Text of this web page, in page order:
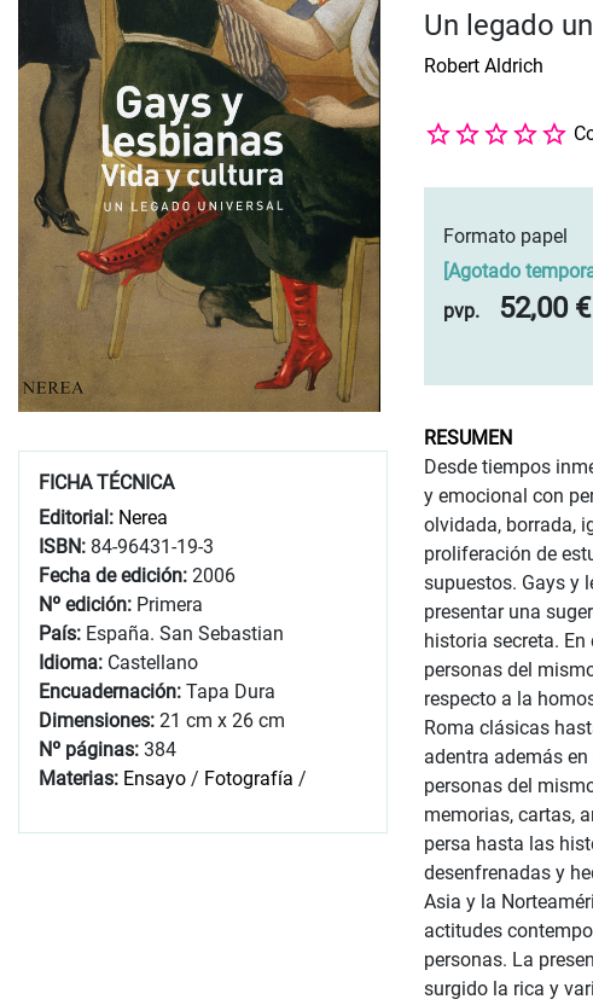
FICHA TÉCNICA
Editorial: Nerea
ISBN: 84-96431-19-3
Fecha de edición: 2006
Nº edición: Primera
País: España. San Sebastian
Idioma: Castellano
Encuadernación: Tapa Dura
Dimensiones: 21 cm x 26 cm
Nº páginas: 384
Materias: Ensayo / Fotografía /
Un legado
Robert Aldrich
Formato papel
[Agotado
pvp.
52,00 €
RESUMEN
Desde tiempos
y emocional con
olvidada, borrada,
proliferación de
supuestos. Gays y
presentar una
historia secreta.
personas del
respecto a la
Roma clásicas
adentra además
personas del
memorias, cartas,
persa hasta las
desenfrenadas y
Asia y la
actitudes
personas. La
surgido la rica y